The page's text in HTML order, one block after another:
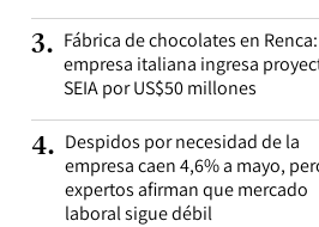
3. Fábrica de chocolates en Renca:
empresa italiana ingresa
SEIA por US$50 millones
4. Despidos por necesidad de la
empresa caen 4,6% a mayo,
expertos afirman que mercado
laboral sigue débil